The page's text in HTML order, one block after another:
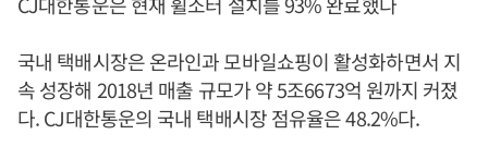
국내 택배시장은 온라인과 모바일쇼핑이 활성화하면서 지
속 성장해 2018년 매출 규모가 약 5조6673억 원까지 커졌
다. CJ대한통운의 국내 택배시장 점유율은 48.2%다.